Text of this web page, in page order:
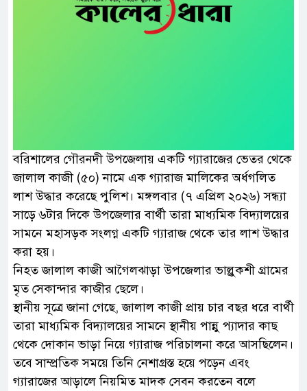
বরিশালের গৌরনদী উপজেলায় একটি গ্যারাজের ভেতর থেকে
জালাল কাজী (৫০) নামে এক গ্যারাজ মালিকের অর্ধগলিত
লাশ উদ্ধার করেছে পুলিশ। মঙ্গলবার (৭ এপ্রিল ২০২৬) সন্ধ্যা
সাড়ে ৬টার দিকে উপজেলার বার্থী তারা মাধ্যমিক বিদ্যালয়ের
সামনে মহাসড়ক সংলগ্ন একটি গ্যারাজ থেকে তার লাশ উদ্ধার
করা হয়।
নিহত জালাল কাজী আগৈলঝাড়া উপজেলার ভাল্লুকশী গ্রামের
মৃত সেকান্দার কাজীর ছেলে।
স্থানীয় সূত্রে জানা গেছে, জালাল কাজী প্রায় চার বছর ধরে বার্থী
তারা মাধ্যমিক বিদ্যালয়ের সামনে স্থানীয় পান্নু প্যাদার কাছ
থেকে দোকান ভাড়া নিয়ে গ্যারাজ পরিচালনা করে আসছিলেন।
তবে সাম্প্রতিক সময়ে তিনি নেশাগ্রস্ত হয়ে পড়েন এবং
গ্যারাজের আড়ালে নিয়মিত মাদক সেবন করতেন বলে